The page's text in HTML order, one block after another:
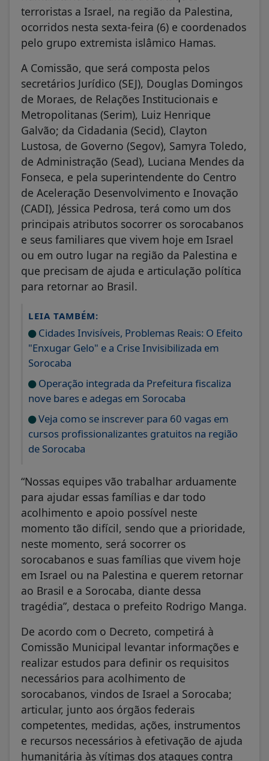
terroristas a Israel, na região da Palestina,
ocorridos nesta sexta-feira (6) e coordenados
pelo grupo extremista islâmico Hamas.
A Comissão, que será composta pelos
secretários Jurídico (SEJ), Douglas Domingos
de Moraes, de Relações Institucionais e
Metropolitanas (Serim), Luiz Henrique
Galvão; da Cidadania (Secid), Clayton
Lustosa, de Governo (Segov), Samyra Toledo,
de Administração (Sead), Luciana Mendes da
Fonseca, e pela superintendente do Centro
de Aceleração Desenvolvimento e Inovação
(CADI), Jéssica Pedrosa, terá como um dos
principais atributos socorrer os sorocabanos
e seus familiares que vivem hoje em Israel
ou em outro lugar na região da Palestina e
que precisam de ajuda e articulação política
para retornar ao Brasil.
LEIA TAMBÉM:
Cidades Invisíveis, Problemas Reais: O Efeito
"Enxugar Gelo" e a Crise Invisibilizada em
Sorocaba
Operação integrada da Prefeitura fiscaliza
nove bares e adegas em Sorocaba
Veja como se inscrever para 60 vagas em
cursos profissionalizantes gratuitos na região
de Sorocaba
“Nossas equipes vão trabalhar arduamente
para ajudar essas famílias e dar todo
acolhimento e apoio possível neste
momento tão difícil, sendo que a prioridade,
neste momento, será socorrer os
sorocabanos e suas famílias que vivem hoje
em Israel ou na Palestina e querem retornar
ao Brasil e a Sorocaba, diante dessa
tragédia”, destaca o prefeito Rodrigo Manga.
De acordo com o Decreto, competirá à
Comissão Municipal levantar informações e
realizar estudos para definir os requisitos
necessários para acolhimento de
sorocabanos, vindos de Israel a Sorocaba;
articular, junto aos órgãos federais
competentes, medidas, ações, instrumentos
e recursos necessários à efetivação de ajuda
humanitária às vítimas dos ataques contra